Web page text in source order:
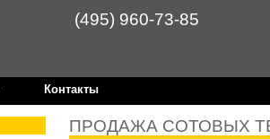
(495) 960-73-85
Контакты
ПРОДАЖА СОТОВЫХ